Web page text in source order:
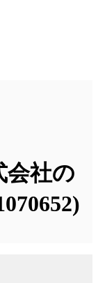
会社の